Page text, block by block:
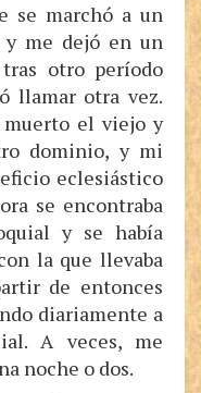
se marchó a un
me dejó en un
otro período
llamar otra vez.
muerto el viejo y
dominio, y mi
eclesiástico
se encontraba
y se había
la que llevaba
de entonces
diariamente a
A veces, me
noche o dos.